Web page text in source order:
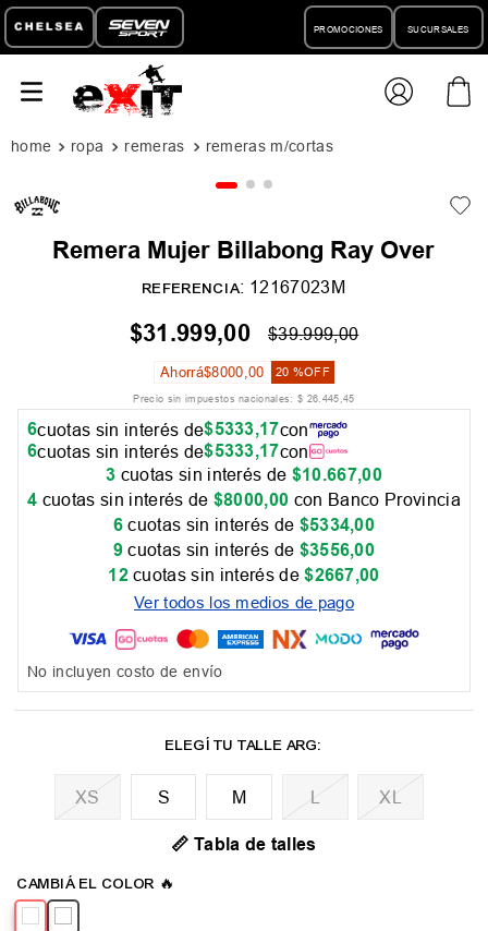
PROMOCIONES SUCURSALES
ropa remeras remeras m/cortas
Remera Mujer Billabong Ray Over
REFERENCIA: 12167023M
$31.999,00 $39.999,00
Ahorrá$8000,00 20 %OFF
Precio sin impuestos nacionales: $ 26.445,45
6cuotas sin interés de$5333,17con
6cuotas sin interés de$5333,17con
3 cuotas sin interés de $10.667,00
4 cuotas sin interés de $8000,00 con Banco Provincia
6 cuotas sin interés de $5334,00
9 cuotas sin interés de $3556,00
12 cuotas sin interés de$2667,00
Ver todos los medios de pago
No incluyen costo de envío
XS M L XL
📏 Tabla de talles